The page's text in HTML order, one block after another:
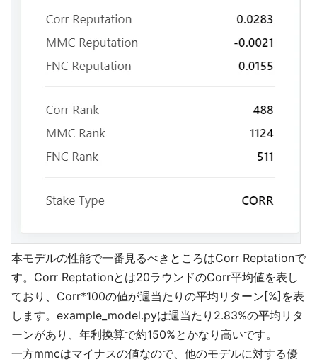
本モデルの性能で一番見るべきところはCorr Reptationで
す。Corr Reptationとは20ラウンドのCorr平均値を表し
ており、Corr*100の値が週当たりの平均リターン[%]を表
します。example_model.pyは週当たり2.83%の平均リタ
ーンがあり、年利換算で約150%とかなり高いです。
一方mmcはマイナスの値なので、他のモデルに対する優